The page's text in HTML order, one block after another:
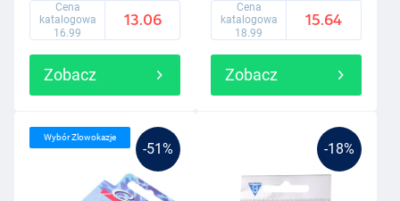
Cena
katalogowa
16.99
13.06
Zobacz
Cena
katalogowa
18.99
15.64
Zobacz
-51%
Wybór Zlowokazje
-18%